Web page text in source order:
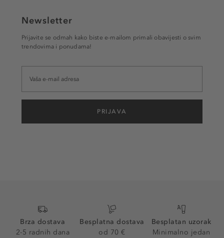
Newsletter
Prijavite se odmah kako biste e-mailom primali obavijesti o svim
trendovima i ponudama!
PRIJAVA
Brza dostava
2-5 radnih dana
Besplatna dostava
od 70 €
Besplatan uzorak
Minimalno jedan